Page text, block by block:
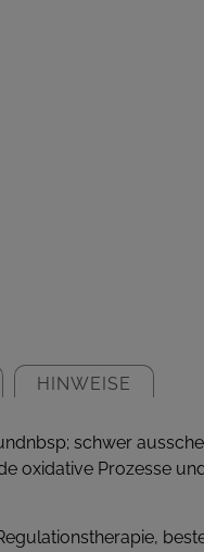
HINWEISE
schwer
oxidative Prozesse